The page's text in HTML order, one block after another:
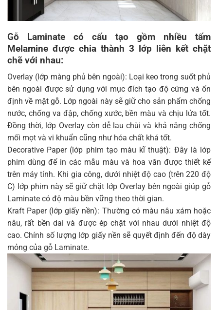
Gỗ Laminate có cấu tạo gồm nhiều tấm
Melamine được chia thành 3 lớp liên kết chặt
chẽ với nhau:
Overlay (lớp màng phủ bên ngoài): Loại keo trong suốt phủ
bên ngoài được sử dụng với mục đích tạo độ cứng và ổn
định về mặt gỗ. Lớp ngoài này sẽ giữ cho sản phẩm chống
nước, chống va đập, chống xước, bền màu và chịu lửa tốt.
Đồng thời, lớp Overlay còn dễ lau chùi và khả năng chống
mối mọt và vi khuẩn cũng như hóa chất khá tốt.
Decorative Paper (lớp phim tạo màu kĩ thuật): Đây là lớp
phim dùng để in các mẫu màu và hoa văn được thiết kế
trên máy tính. Khi gia công, dưới nhiệt độ cao (trên 220 độ
C) lớp phim này sẽ giữ chặt lớp Overlay bên ngoài giúp gỗ
Laminate có độ màu bền vững theo thời gian.
Kraft Paper (lớp giấy nền): Thường có màu nâu xám hoặc
nâu, rất bền dai và được ép chặt với nhau dưới nhiệt độ
cao. Chính số lượng lớp giấy nền sẽ quyết định đến độ dày
mỏng của gỗ Laminate.